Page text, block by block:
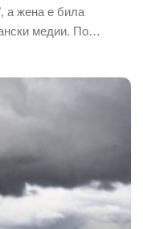
а жена е била
медии. По…